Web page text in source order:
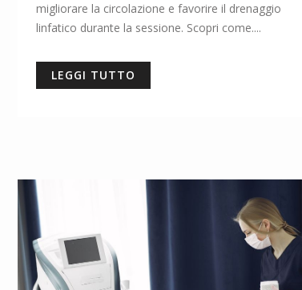
migliorare la circolazione e favorire il drenaggio
linfatico durante la sessione. Scopri come....
LEGGI TUTTO